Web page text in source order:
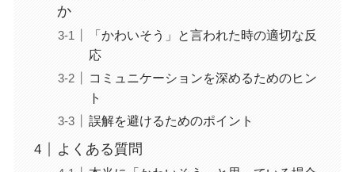
か
「かわいそう」と言われた時の適切な反
応
コミュニケーションを深めるためのヒン
ト
誤解を避けるためのポイント
よくある質問